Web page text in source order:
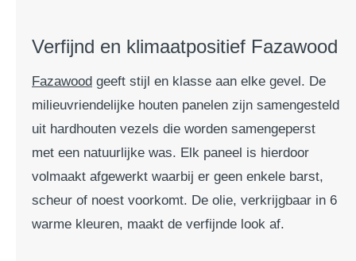
Verfijnd en klimaatpositief Fazawood
Fazawood geeft stijl en klasse aan elke gevel. De
milieuvriendelijke houten panelen zijn samengesteld
uit hardhouten vezels die worden samengeperst
met een natuurlijke was. Elk paneel is hierdoor
volmaakt afgewerkt waarbij er geen enkele barst,
scheur of noest voorkomt. De olie, verkrijgbaar in 6
warme kleuren, maakt de verfijnde look af.